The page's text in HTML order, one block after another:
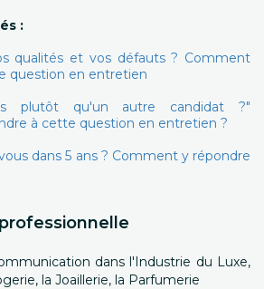
:
qualités et vos défauts ? Comment
question en entretien
plutôt qu'un autre candidat ?"
à cette question en entretien ?
dans 5 ans ? Comment y répondre
dans l'Industrie du Luxe,
la Joaillerie, la Parfumerie